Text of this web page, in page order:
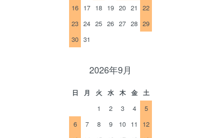
16 17 18 19 20 21
22
23 24 25 26 27 28 29
30 31
2026年9月
日 月 火 水 木 金
土
1
2 3 4
5
6
7 8 9 10 11
12